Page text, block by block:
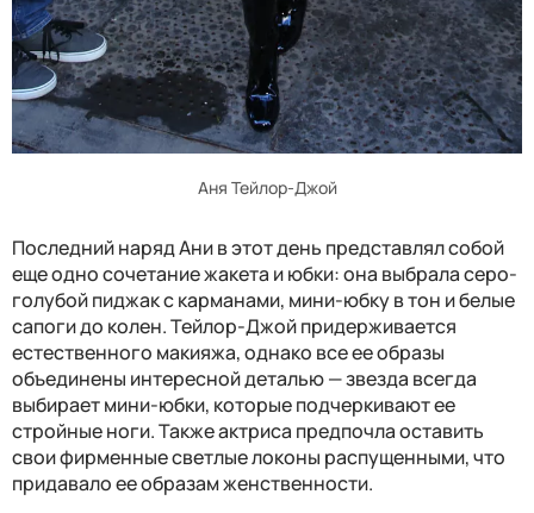
Аня Тейлор-Джой
Последний наряд Ани в этот день представлял собой
еще одно сочетание жакета и юбки: она выбрала серо-
голубой пиджак с карманами, мини-юбку в тон и белые
сапоги до колен. Тейлор-Джой придерживается
естественного макияжа, однако все ее образы
объединены интересной деталью — звезда всегда
выбирает мини-юбки, которые подчеркивают ее
стройные ноги. Также актриса предпочла оставить
свои фирменные светлые локоны распущенными, что
придавало ее образам женственности.